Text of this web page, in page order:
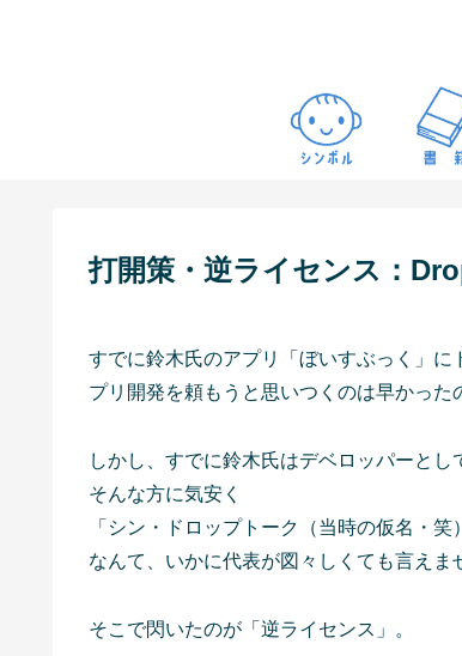
打開策・逆ライセンス：
すでに鈴木氏のアプリ「ぼいすぶっく」
プリ開発を頼もうと思いつくのは早かった
しかし、すでに鈴木氏はデベロッパーとし
そんな方に気安く
「シン・ドロップトーク（当時の仮名・笑
なんて、いかに代表が図々しくても言えま
そこで閃いたのが「逆ライセンス」。